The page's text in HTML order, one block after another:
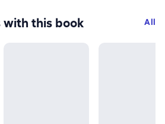
with this book All